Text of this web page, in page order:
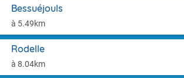
Bessuéjouls
à 5.49km
Rodelle
à 8.04km
de
reste du
orages
le rivage
virulents